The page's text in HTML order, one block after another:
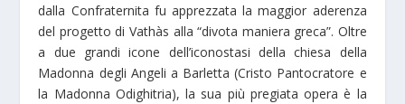
dalla Confraternita fu apprezzata la maggior aderenza
del progetto di Vathàs alla “divota maniera greca”. Oltre
a due grandi icone dell’iconostasi della chiesa della
Madonna degli Angeli a Barletta (Cristo Pantocratore e
la Madonna Odighitria), la sua più pregiata opera è la